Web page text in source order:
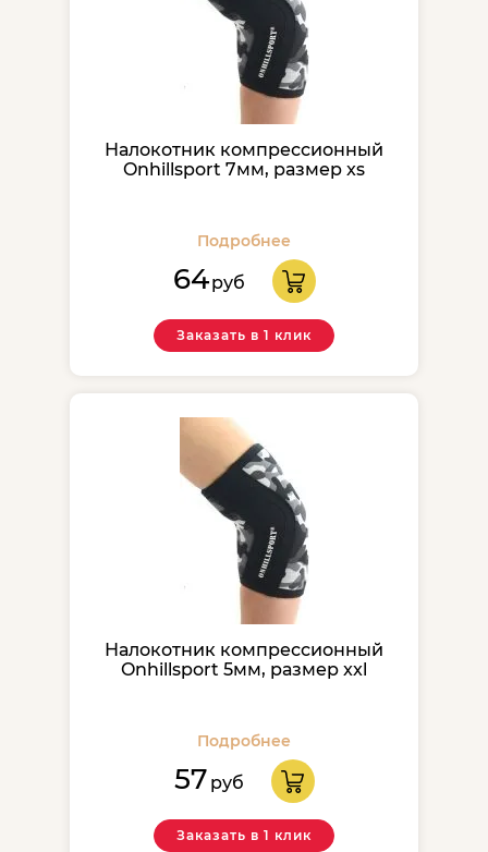
Налокотник компрессионный
Onhillsport 7мм, размер xs
Подробнее
64руб
Заказать в 1 клик
Налокотник компрессионный
Onhillsport 5мм, размер xxl
Подробнее
57 руб
Заказать в 1 клик